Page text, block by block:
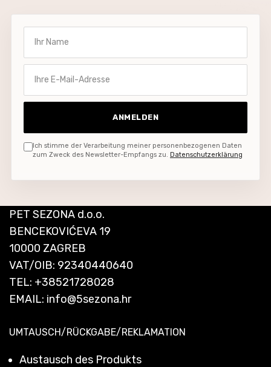
ANMELDEN
Ich stimme der Verarbeitung meiner personenbezogenen Daten
zum Zweck des Newsletter-Empfangs zu. Datenschutzerklärung
PET SEZONA d.o.o.
BENCEKOVIĆEVA 19
10000 ZAGREB
VAT/OIB: 92340440640
TEL: +38521728028
EMAIL: info@5sezona.hr
UMTAUSCH/RÜCKGABE/REKLAMATION
Austausch des Produkts